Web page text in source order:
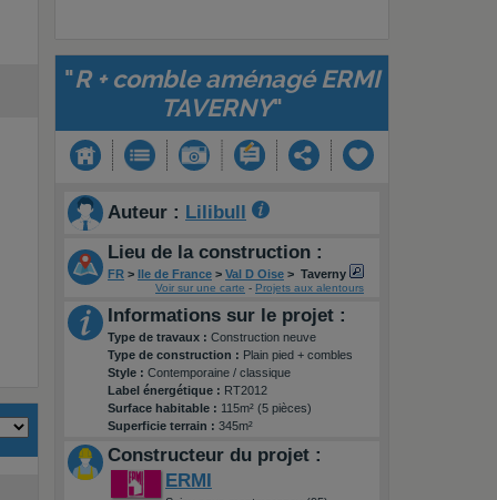
"R + comble aménagé ERMI
TAVERNY"
Auteur : Lilibull
Lieu de la construction :
FR > Ile de France > Val D Oise > Taverny
Voir sur une carte - Projets aux alentours
Informations sur le projet :
Type de travaux : Construction neuve
Type de construction : Plain pied + combles
Style : Contemporaine / classique
Label énergétique : RT2012
Surface habitable : 115m² (5 pièces)
Superficie terrain : 345m²
Constructeur du projet :
ERMI